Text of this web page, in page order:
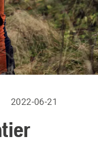
2022-06-21